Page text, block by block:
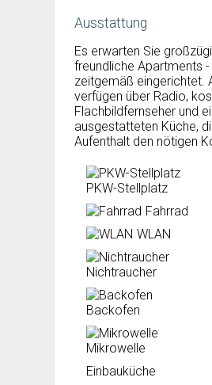
Ausstattung
Es erwarten Sie
freundliche Apartments
zeitgemäß eingerichtet.
verfügen über Radio,
Flachbildfernseher und
ausgestatteten Küche,
Aufenthalt den nötigen
PKW-Stellplatz
Fahrrad
WLAN
Nichtraucher
Backofen
Mikrowelle
Einbauküche